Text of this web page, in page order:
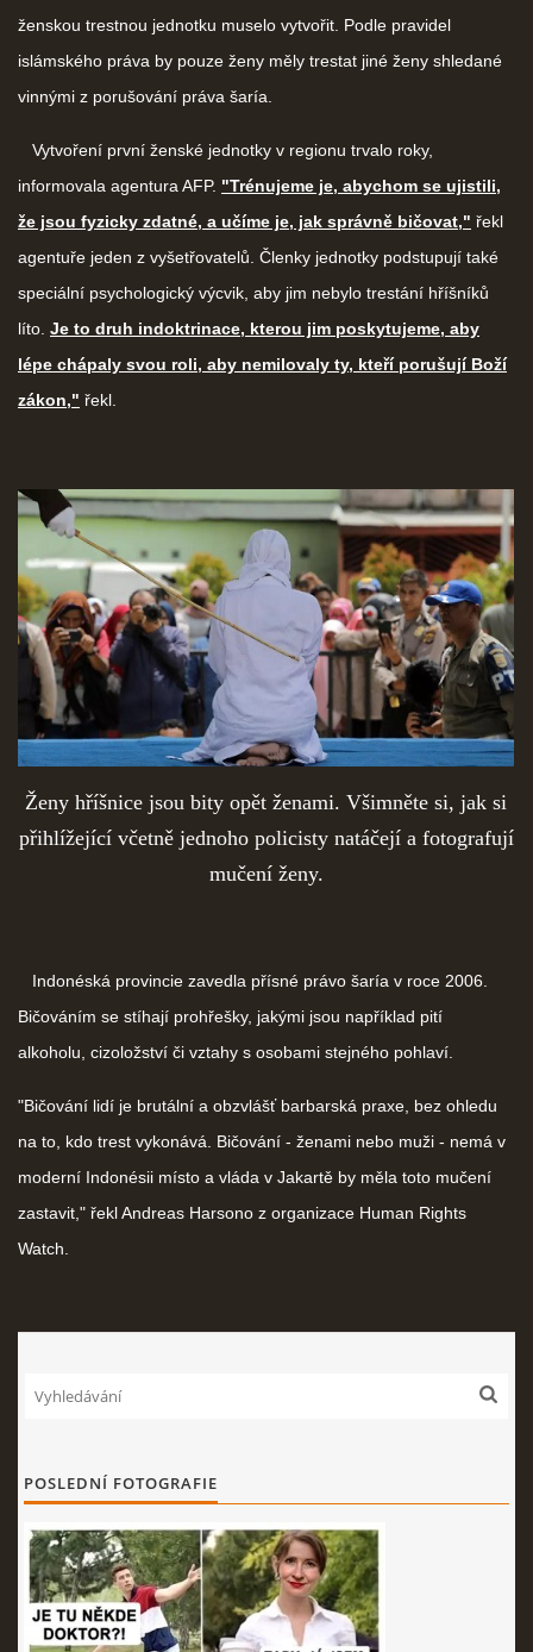
ženskou trestnou jednotku muselo vytvořit. Podle pravidel
islámského práva by pouze ženy měly trestat jiné ženy shledané
vinnými z porušování práva šaría.
Vytvoření první ženské jednotky v regionu trvalo roky,
informovala agentura AFP. "Trénujeme je, abychom se ujistili,
že jsou fyzicky zdatné, a učíme je, jak správně bičovat," řekl
agentuře jeden z vyšetřovatelů. Členky jednotky podstupují také
speciální psychologický výcvik, aby jim nebylo trestání hříšníků
líto. Je to druh indoktrinace, kterou jim poskytujeme, aby
lépe chápaly svou roli, aby nemilovaly ty, kteří porušují Boží
zákon," řekl.
Ženy hříšnice jsou bity opět ženami. Všimněte si, jak si
přihlížející včetně jednoho policisty natáčejí a fotografují
mučení ženy.
Indonéská provincie zavedla přísné právo šaría v roce 2006.
Bičováním se stíhají prohřešky, jakými jsou například pití
alkoholu, cizoložství či vztahy s osobami stejného pohlaví.
"Bičování lidí je brutální a obzvlášť barbarská praxe, bez ohledu
na to, kdo trest vykonává. Bičování - ženami nebo muži - nemá v
moderní Indonésii místo a vláda v Jakartě by měla toto mučení
zastavit," řekl Andreas Harsono z organizace Human Rights
Watch.
POSLEDNÍ FOTOGRAFIE